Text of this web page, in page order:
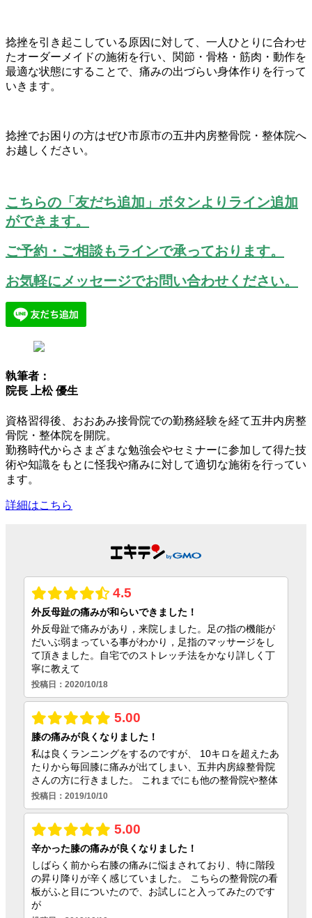
捻挫を引き起こしている原因に対して、一人ひとりに合わせ
たオーダーメイドの施術を行い、関節・骨格・筋肉・動作を
最適な状態にすることで、痛みの出づらい身体作りを行って
いきます。
捻挫でお困りの方はぜひ市原市の五井内房整骨院・整体院へ
お越しください。
こちらの「友だち追加」ボタンよりライン追加
ができます。
ご予約・ご相談もラインで承っております。
お気軽にメッセージでお問い合わせください。
執筆者：
院長 上松 優生
資格習得後、おおあみ接骨院での勤務経験を経て五井内房整
骨院・整体院を開院。
勤務時代からさまざまな勉強会やセミナーに参加して得た技
術や知識をもとに怪我や痛みに対して適切な施術を行ってい
ます。
詳細はこちら